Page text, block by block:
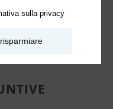
sulla privacy